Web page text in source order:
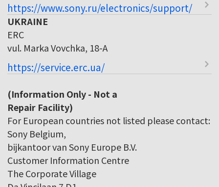
https://www.sony.ru/electronics/support/
UKRAINE
ERC
vul. Marka Vovchka, 18-A
https://service.erc.ua/
(Information Only - Not a
Repair Facility)
For European countries not listed please contact:
Sony Belgium,
bijkantoor van Sony Europe B.V.
Customer Information Centre
The Corporate Village